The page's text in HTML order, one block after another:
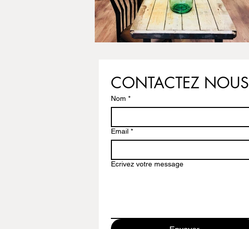
CONTACTEZ NOUS
Nom *
Email *
Ecrivez votre message